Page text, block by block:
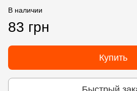
В наличии
83 грн
Купить